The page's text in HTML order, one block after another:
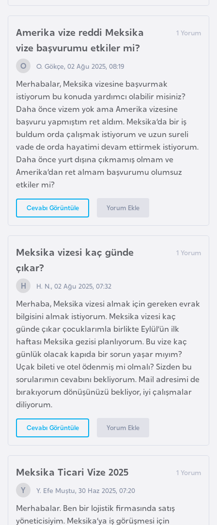
Amerika vize reddi Meksika
vize başvurumu etkiler mi?
O. Gökçe, 02 Ağu 2025, 08:19
Merhabalar, Meksika vizesine başvurmak
istiyorum bu konuda yardımcı olabilir misiniz?
Daha önce vizem yok ama Amerika vizesine
başvuru yapmıştım ret aldım. Meksika’da bir iş
buldum orda çalışmak istiyorum ve uzun sureli
vade de orda hayatimi devam ettirmek istiyorum.
Daha önce yurt dışına çıkmamış olmam ve
Amerika’dan ret almam başvurumu olumsuz
etkiler mi?
Cevabı Görüntüle Yorum Ekle
Meksika vizesi kaç günde
çıkar?
H. N., 02 Ağu 2025, 07:32
Merhaba, Meksika vizesi almak için gereken evrak
bilgisini almak istiyorum. Meksika vizesi kaç
günde çıkar çocuklarımla birlikte Eylül’ün ilk
haftası Meksika gezisi planlıyorum. Bu vize kaç
günlük olacak kapıda bir sorun yaşar mıyım?
Uçak bileti ve otel ödenmiş mi olmalı? Sizden bu
sorularımın cevabını bekliyorum. Mail adresimi de
bırakıyorum dönüşünüzü bekliyor, iyi çalışmalar
diliyorum.
Cevabı Görüntüle Yorum Ekle
Meksika Ticari Vize 2025
Y. Efe Muştu, 30 Haz 2025, 07:20
Merhabalar. Ben bir lojistik firmasında satış
yöneticisiyim. Meksika’ya iş görüşmesi için
B
a
n
a
d
e
ş
B
e
l
a
r
u
B
e
l
ç
i
k
a
B
e
n
i
n
B
o
s
n
a
H
e
r
s